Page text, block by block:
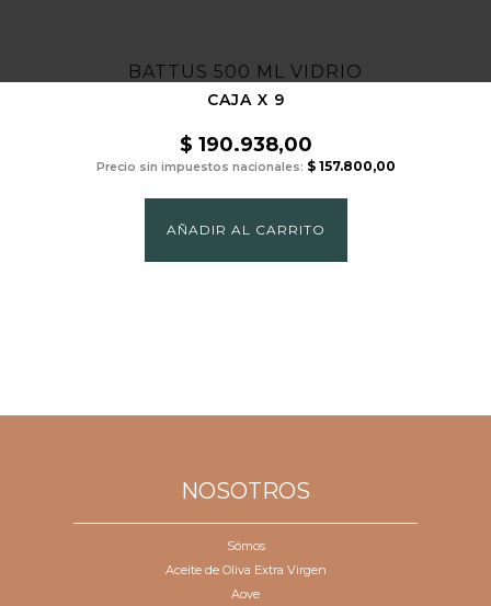
BATTUS 500 ML VIDRIO
CAJA X 9
$ 190.938,00
Precio sin impuestos nacionales: $157.800,00
AÑADIR AL CARRITO
NOSOTROS
Sómos
Aceite de Oliva Extra Virgen
Aove